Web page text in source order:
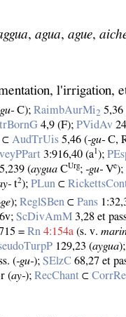
, agua, ague,
l'irrigation,
C);RaimbAurMi2
4,9 (F);PVidAv
⊂AudTrUis 5,46 (‑gu‑ C,
3:916,40 (a1);
(aygua CUrg;‑gu‑ Ve);
t2);PLun ⊂
);ReglSBen ⊂Pans
ScDivAmM 3,28 et
=Rn 4:154a (s. v.
129,23 (aygua
(‑gu‑);SElzC 68,27 et
(ay‑);RecChant ⊂